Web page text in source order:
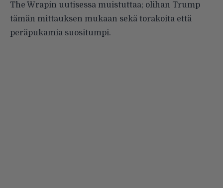
The Wrapin uutisessa muistuttaa; olihan Trump
tämän mittauksen mukaan sekä torakoita että
peräpukamia suositumpi.